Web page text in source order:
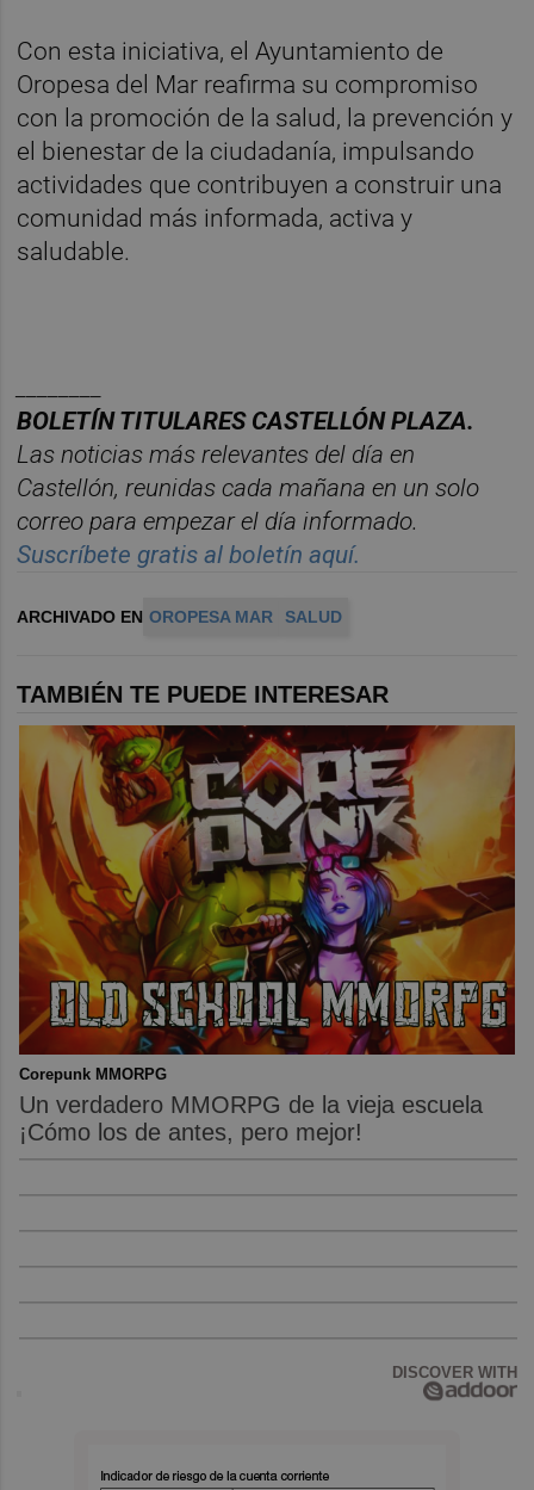
Con esta iniciativa, el Ayuntamiento de
Oropesa del Mar reafirma su compromiso
con la promoción de la salud, la prevención y
el bienestar de la ciudadanía, impulsando
actividades que contribuyen a construir una
comunidad más informada, activa y
saludable.
BOLETÍN TITULARES CASTELLÓN PLAZA.
Las noticias más relevantes del día en
Castellón, reunidas cada mañana en un solo
correo para empezar el día informado.
Suscríbete gratis al boletín aquí.
ARCHIVADO EN OROPESA MAR SALUD
TAMBIÉN TE PUEDE INTERESAR
Corepunk MMORPG
Un verdadero MMORPG de la vieja escuela
¡Cómo los de antes, pero mejor!
DISCOVER WITH